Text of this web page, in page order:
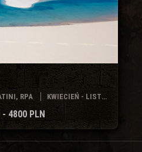
RPA KWIECIEŃ - LISTOPAD
- 4800 PLN